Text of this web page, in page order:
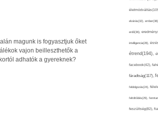
magunk is fogyasztjuk őket
vajon beilleszthetők a
adhatók a gyereknek?
elvárás(32), ember(38),
erdő(36),
intelligencia(28),
étrend(194),
facebook(42),
fáradtság(117),
feldolgozás(24),
feltöltődés(29),
feszültség(82),